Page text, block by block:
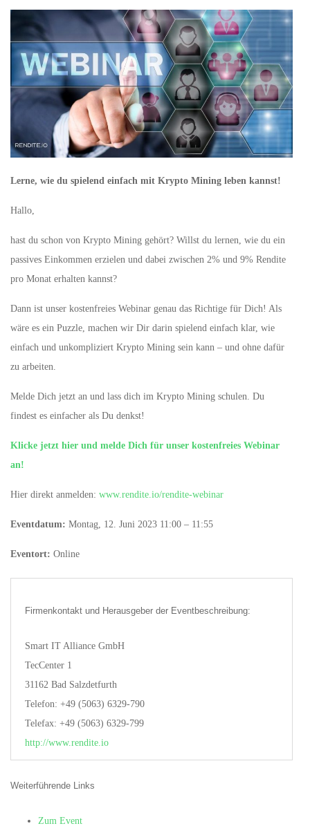
Lerne, wie du spielend einfach mit Krypto Mining leben kannst!
Hallo,
hast du schon von Krypto Mining gehört? Willst du lernen, wie du ein
passives Einkommen erzielen und dabei zwischen 2% und 9% Rendite
pro Monat erhalten kannst?
Dann ist unser kostenfreies Webinar genau das Richtige für Dich! Als
wäre es ein Puzzle, machen wir Dir darin spielend einfach klar, wie
einfach und unkompliziert Krypto Mining sein kann – und ohne dafür
zu arbeiten.
Melde Dich jetzt an und lass dich im Krypto Mining schulen. Du
findest es einfacher als Du denkst!
Klicke jetzt hier und melde Dich für unser kostenfreies Webinar
an!
Hier direkt anmelden: www.rendite.io/rendite-webinar
Eventdatum: Montag, 12. Juni 2023 11:00 – 11:55
Eventort: Online
Firmenkontakt und Herausgeber der Eventbeschreibung:
Smart IT Alliance GmbH
TecCenter 1
31162 Bad Salzdetfurth
Telefon: +49 (5063) 6329-790
Telefax: +49 (5063) 6329-799
http://www.rendite.io
Weiterführende Links
Zum Event